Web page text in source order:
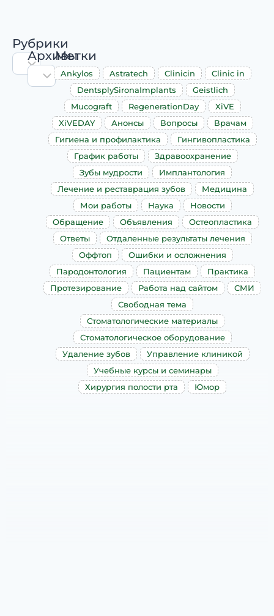
Рубрики
Архивы
Метки
Ankylos Astratech Clinicin
Clinic in
DentsplySironaImplants
Geistlich
Mucograft
RegenerationDay
XiVE
XiVEDAY
Анонсы Вопросы
Врачам
Гигиена и профилактика
Гингивопластика
График работы
Здравоохранение
Зубы мудрости
Имплантология
Лечение и реставрация зубов
Медицина
Мои работы
Наука
Новости
Обращение
Объявления
Остеопластика
Ответы
Отдаленные результаты лечения
Оффтоп
Ошибки и осложнения
Пародонтология
Пациентам
Практика
Протезирование
Работа над сайтом
СМИ
Свободная тема
Стоматологические материалы
Стоматологическое оборудование
Удаление зубов
Управление клиникой
Учебные курсы и семинары
Хирургия полости рта
Юмор